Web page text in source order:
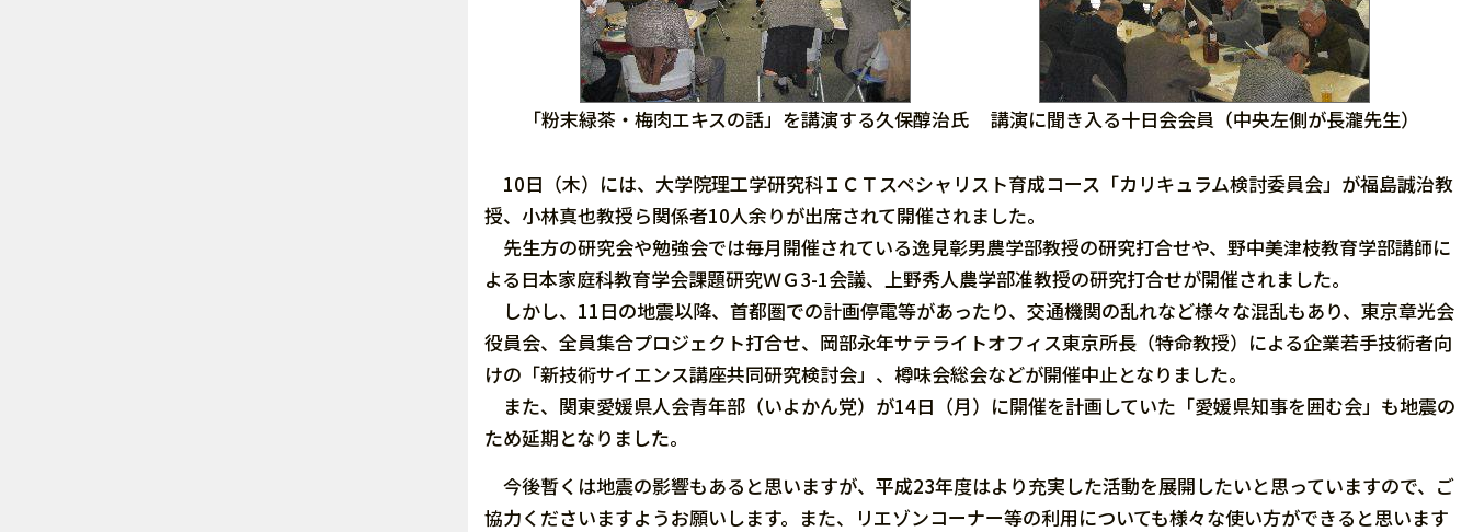
「粉末緑茶・梅肉エキスの話」を講演する久保醇治氏 講演に聞き入る十日会会員（中央左側が長瀧先生）
10日（木）には、大学院理工学研究科ＩＣＴスペシャリスト育成コース「カリキュラム検討委員会」が福島誠治教
授、小林真也教授ら関係者10人余りが出席されて開催されました。
先生方の研究会や勉強会では毎月開催されている逸見彰男農学部教授の研究打合せや、野中美津枝教育学部講師に
よる日本家庭科教育学会課題研究ＷＧ3-1会議、上野秀人農学部准教授の研究打合せが開催されました。
しかし、11日の地震以降、首都圏での計画停電等があったり、交通機関の乱れなど様々な混乱もあり、東京章光会
役員会、全員集合プロジェクト打合せ、岡部永年サテライトオフィス東京所長（特命教授）による企業若手技術者向
けの「新技術サイエンス講座共同研究検討会」、樽味会総会などが開催中止となりました。
また、関東愛媛県人会青年部（いよかん党）が14日（月）に開催を計画していた「愛媛県知事を囲む会」も地震の
ため延期となりました。
今後暫くは地震の影響もあると思いますが、平成23年度はより充実した活動を展開したいと思っていますので、ご
協力くださいますようお願いします。また、リエゾンコーナー等の利用についても様々な使い方ができると思います